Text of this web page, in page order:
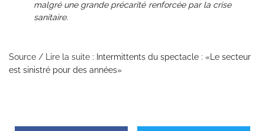
malgré une grande précarité renforcée par la crise
sanitaire.
Source / Lire la suite : Intermittents du spectacle : «Le secteur
est sinistré pour des années»